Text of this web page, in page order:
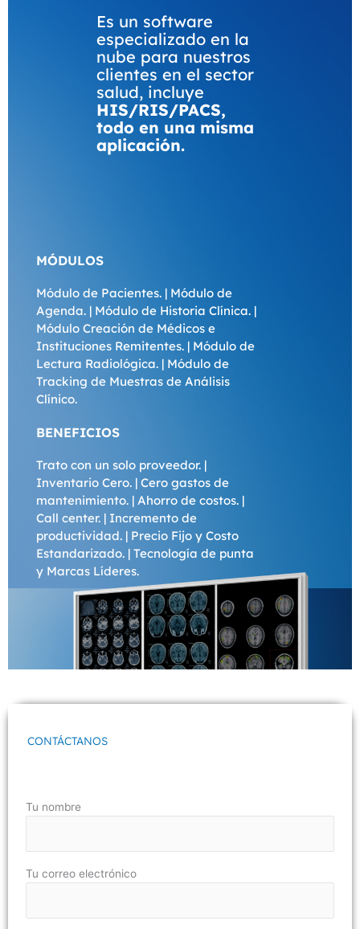
Es un software
especializado en la
nube para nuestros
clientes en el sector
salud, incluye
HIS/RIS/PACS,
todo en una misma
aplicación.
MÓDULOS
Módulo de Pacientes. | Módulo de
Agenda. | Módulo de Historia Clínica. |
Módulo Creación de Médicos e
Instituciones Remitentes. | Módulo de
Lectura Radiológica. | Módulo de
Tracking de Muestras de Análisis
Clínico.
BENEFICIOS
Trato con un solo proveedor. |
Inventario Cero. | Cero gastos de
mantenimiento. | Ahorro de costos. |
Call center. | Incremento de
productividad. | Precio Fijo y Costo
Estandarizado. | Tecnología de punta
y Marcas Líderes.
CONTÁCTANOS
Tu nombre
Tu correo electrónico